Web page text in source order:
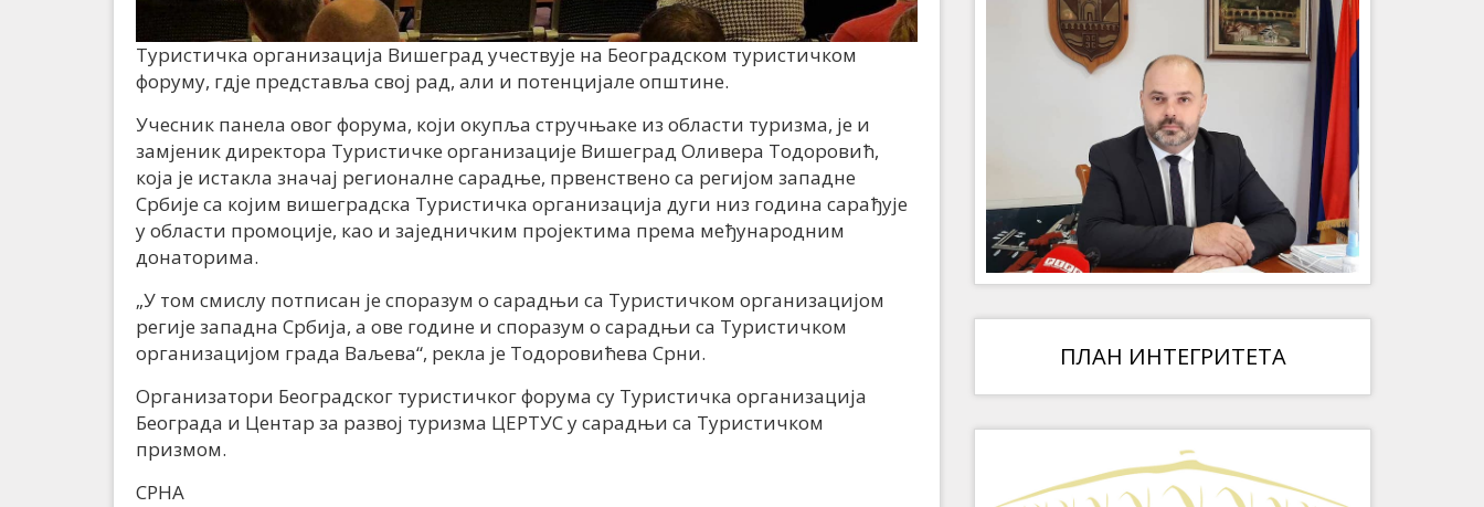
Туристичка организација Вишеград учествује на Београдском туристичком
форуму, гдје представља свој рад, али и потенцијале општине.
Учесник панела овог форума, који окупља стручњаке из области туризма, је и
замјеник директора Туристичке организације Вишеград Оливера Тодоровић,
која је истакла значај регионалне сарадње, првенствено са регијом западне
Србије са којим вишеградска Туристичка организација дуги низ година сарађује
у области промоције, као и заједничким пројектима према међународним
донаторима.
„У том смислу потписан је споразум о сарадњи са Туристичком организацијом
регије западна Србија, а ове године и споразум о сарадњи са Туристичком
организацијом града Ваљева“, рекла је Тодоровићева Срни.
Организатори Београдског туристичког форума су Туристичка организација
Београда и Центар за развој туризма ЦЕРТУС у сарадњи са Туристичком
призмом.
СРНА
ПЛАН ИНТЕГРИТЕТА